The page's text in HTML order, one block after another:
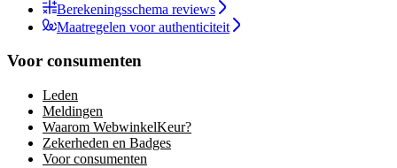
Berekeningsschema reviews
Maatregelen voor authenticiteit
Voor consumenten
Leden
Meldingen
Waarom WebwinkelKeur?
Zekerheden en Badges
Voor consumenten